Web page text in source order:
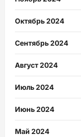
Октябрь 2024
Сентябрь 2024
Август 2024
Июль 2024
Июнь 2024
Май 2024